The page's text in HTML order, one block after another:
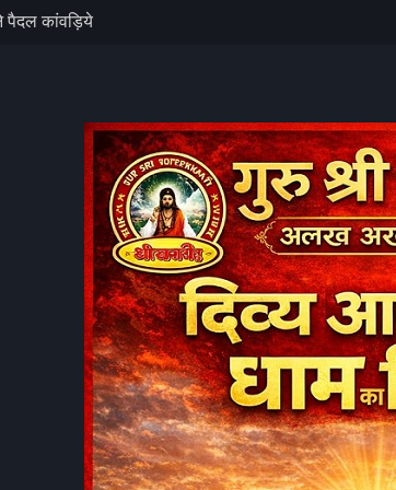
गिरी, बड़ा
पैदल कांवड़िये
देकर कराई